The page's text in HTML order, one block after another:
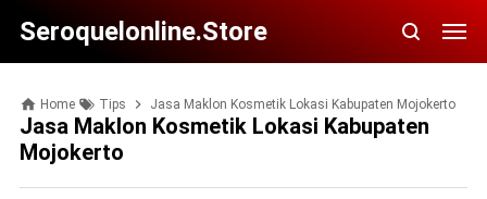
Seroquelonline.store
Home Tips Jasa Maklon Kosmetik Lokasi Kabupaten Mojokerto
Jasa Maklon Kosmetik Lokasi Kabupaten
Mojokerto